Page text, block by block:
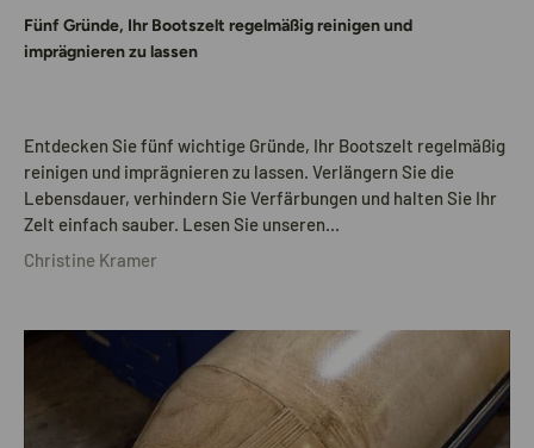
Fünf Gründe, Ihr Bootszelt regelmäßig reinigen und
imprägnieren zu lassen
Entdecken Sie fünf wichtige Gründe, Ihr Bootszelt regelmäßig
reinigen und imprägnieren zu lassen. Verlängern Sie die
Lebensdauer, verhindern Sie Verfärbungen und halten Sie Ihr
Zelt einfach sauber. Lesen Sie unseren...
Christine Kramer